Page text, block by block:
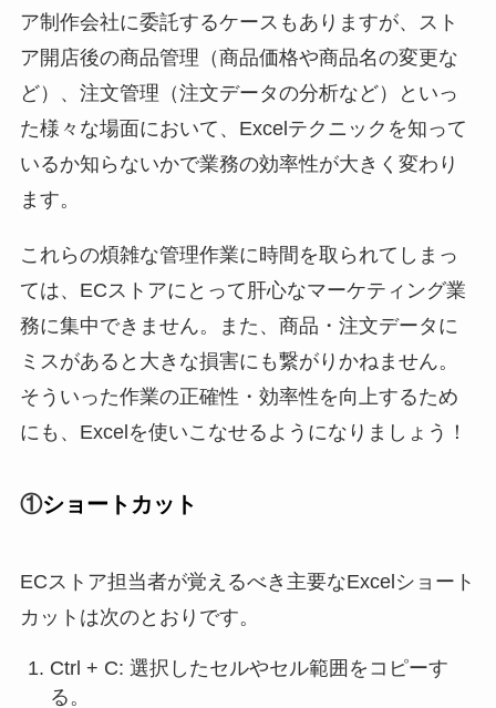
ア制作会社に委託するケースもありますが、スト
ア開店後の商品管理（商品価格や商品名の変更な
ど）、注文管理（注文データの分析など）といっ
た様々な場面において、Excelテクニックを知って
いるか知らないかで業務の効率性が大きく変わり
ます。
これらの煩雑な管理作業に時間を取られてしまっ
ては、ECストアにとって肝心なマーケティング業
務に集中できません。また、商品・注文データに
ミスがあると大きな損害にも繋がりかねません。
そういった作業の正確性・効率性を向上するため
にも、Excelを使いこなせるようになりましょう！
①ショートカット
ECストア担当者が覚えるべき主要なExcelショート
カットは次のとおりです。
Ctrl + C: 選択したセルやセル範囲をコピーす
る。